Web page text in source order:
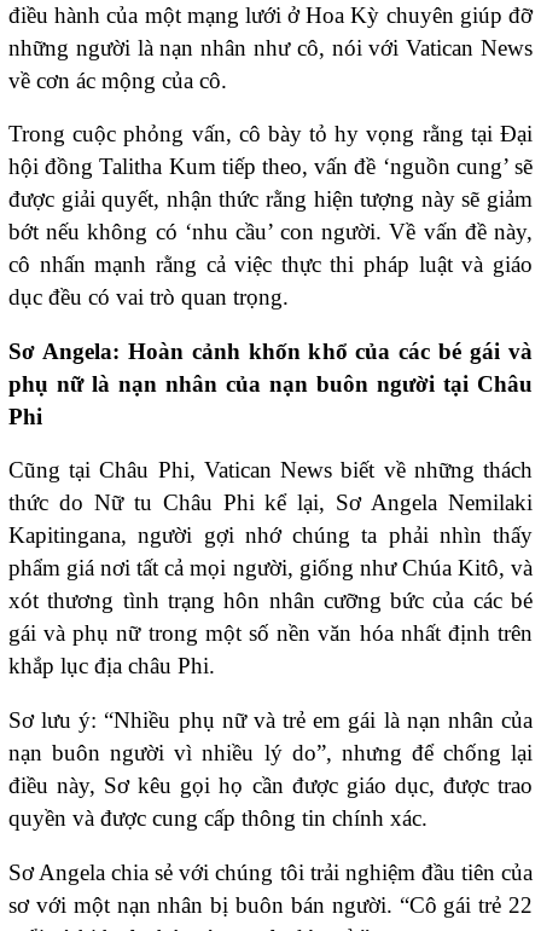
điều hành của một mạng lưới ở Hoa Kỳ chuyên giúp đỡ
những người là nạn nhân như cô, nói với Vatican News
về cơn ác mộng của cô.
Trong cuộc phỏng vấn, cô bày tỏ hy vọng rằng tại Đại
hội đồng Talitha Kum tiếp theo, vấn đề ‘nguồn cung’ sẽ
được giải quyết, nhận thức rằng hiện tượng này sẽ giảm
bớt nếu không có ‘nhu cầu’ con người. Về vấn đề này,
cô nhấn mạnh rằng cả việc thực thi pháp luật và giáo
dục đều có vai trò quan trọng.
Sơ Angela: Hoàn cảnh khốn khổ của các bé gái và
phụ nữ là nạn nhân của nạn buôn người tại Châu
Phi
Cũng tại Châu Phi, Vatican News biết về những thách
thức do Nữ tu Châu Phi kể lại, Sơ Angela Nemilaki
Kapitingana, người gợi nhớ chúng ta phải nhìn thấy
phẩm giá nơi tất cả mọi người, giống như Chúa Kitô, và
xót thương tình trạng hôn nhân cưỡng bức của các bé
gái và phụ nữ trong một số nền văn hóa nhất định trên
khắp lục địa châu Phi.
Sơ lưu ý: “Nhiều phụ nữ và trẻ em gái là nạn nhân của
nạn buôn người vì nhiều lý do”, nhưng để chống lại
điều này, Sơ kêu gọi họ cần được giáo dục, được trao
quyền và được cung cấp thông tin chính xác.
Sơ Angela chia sẻ với chúng tôi trải nghiệm đầu tiên của
sơ với một nạn nhân bị buôn bán người. “Cô gái trẻ 22